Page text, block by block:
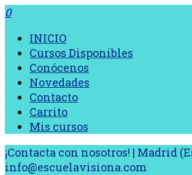
0
INICIO
Cursos Disponibles
Conócenos
Novedades
Contacto
Carrito
Mis cursos
¡Contacta con nosotros! | Madrid
info@escuelavisiona.com